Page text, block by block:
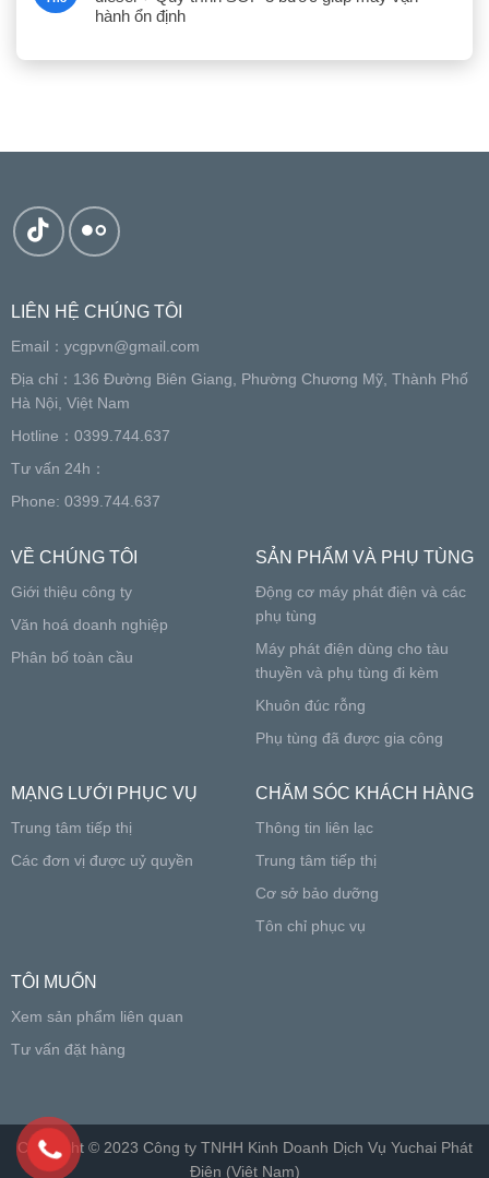
hành ổn định
LIÊN HỆ CHÚNG TÔI
Email： ycgpvn@gmail.com
Địa chỉ：136 Đường Biên Giang, Phường Chương Mỹ, Thành Phố
Hà Nội, Việt Nam
Hotline：0399.744.637
Tư vấn 24h：
Phone: 0399.744.637
VỀ CHÚNG TÔI
Giới thiệu công ty
Văn hoá doanh nghiệp
Phân bố toàn cầu
SẢN PHẨM VÀ PHỤ TÙNG
Động cơ máy phát điện và các
phụ tùng
Máy phát điện dùng cho tàu
thuyền và phụ tùng đi kèm
Khuôn đúc rỗng
Phụ tùng đã được gia công
MẠNG LƯỚI PHỤC VỤ
Trung tâm tiếp thị
Các đơn vị được uỷ quyền
CHĂM SÓC KHÁCH HÀNG
Thông tin liên lạc
Trung tâm tiếp thị
Cơ sở bảo dưỡng
Tôn chỉ phục vụ
TÔI MUỐN
Xem sản phẩm liên quan
Tư vấn đặt hàng
Copyright © 2023 Công ty TNHH Kinh Doanh Dịch Vụ Yuchai Phát
Điện (Việt Nam)